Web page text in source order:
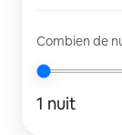
Combien de
1 nuit